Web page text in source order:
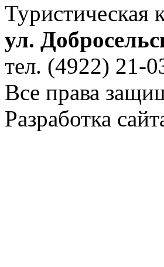
Туристическая
ул.
тел. (4922) 21-
Все права
Разработка